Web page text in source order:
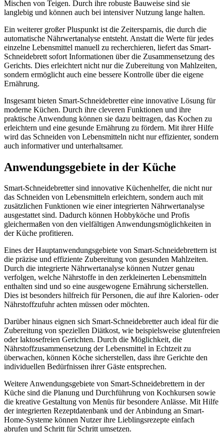
Mischen von Teigen. Durch ihre robuste Bauweise sind sie
langlebig und können auch bei intensiver Nutzung lange halten.
Ein weiterer großer Pluspunkt ist die Zeitersparnis, die durch die
automatische Nährwertanalyse entsteht. Anstatt die Werte für jedes
einzelne Lebensmittel manuell zu recherchieren, liefert das Smart-
Schneidebrett sofort Informationen über die Zusammensetzung des
Gerichts. Dies erleichtert nicht nur die Zubereitung von Mahlzeiten,
sondern ermöglicht auch eine bessere Kontrolle über die eigene
Ernährung.
Insgesamt bieten Smart-Schneidebretter eine innovative Lösung für
moderne Küchen. Durch ihre cleveren Funktionen und ihre
praktische Anwendung können sie dazu beitragen, das Kochen zu
erleichtern und eine gesunde Ernährung zu fördern. Mit ihrer Hilfe
wird das Schneiden von Lebensmitteln nicht nur effizienter, sondern
auch informativer und unterhaltsamer.
Anwendungsgebiete in der Küche
Smart-Schneidebretter sind innovative Küchenhelfer, die nicht nur
das Schneiden von Lebensmitteln erleichtern, sondern auch mit
zusätzlichen Funktionen wie einer integrierten Nährwertanalyse
ausgestattet sind. Dadurch können Hobbyköche und Profis
gleichermaßen von den vielfältigen Anwendungsmöglichkeiten in
der Küche profitieren.
Eines der Hauptanwendungsgebiete von Smart-Schneidebrettern ist
die präzise und effiziente Zubereitung von gesunden Mahlzeiten.
Durch die integrierte Nährwertanalyse können Nutzer genau
verfolgen, welche Nährstoffe in den zerkleinerten Lebensmitteln
enthalten sind und so eine ausgewogene Ernährung sicherstellen.
Dies ist besonders hilfreich für Personen, die auf ihre Kalorien- oder
Nährstoffzufuhr achten müssen oder möchten.
Darüber hinaus eignen sich Smart-Schneidebretter auch ideal für die
Zubereitung von speziellen Diätkost, wie beispielsweise glutenfreien
oder laktosefreien Gerichten. Durch die Möglichkeit, die
Nährstoffzusammensetzung der Lebensmittel in Echtzeit zu
überwachen, können Köche sicherstellen, dass ihre Gerichte den
individuellen Bedürfnissen ihrer Gäste entsprechen.
Weitere Anwendungsgebiete von Smart-Schneidebrettern in der
Küche sind die Planung und Durchführung von Kochkursen sowie
die kreative Gestaltung von Menüs für besondere Anlässe. Mit Hilfe
der integrierten Rezeptdatenbank und der Anbindung an Smart-
Home-Systeme können Nutzer ihre Lieblingsrezepte einfach
abrufen und Schritt für Schritt umsetzen.